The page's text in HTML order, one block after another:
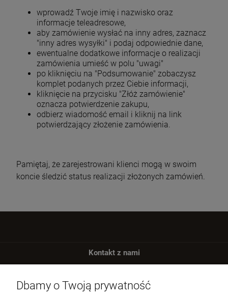
Archanioł Gabriel Obraz na Ceramice
149,00 zł
DO KOSZYKA
Ikona Świętej Rodziny
115,00 zł
DO KOSZYKA
wprowadź Twoje imię i nazwisko oraz
informacje teleadresowe,
aby zamówienie wysłać na inny adres, zaznacz
"inny adres wysyłki" i podaj odpowiednie dane,
ewentualne dodatkowe informacje o realizacji
zamówienia umieść w polu "uwagi"
po kliknięciu na "Podsumowanie" zobaczysz
komplet podanych przez Ciebie informacji,
kliknięcie na przycisku "Złóż zamówienie"
oznacza potwierdzenie zakupu,
odbierz wiadomość email i kliknij na link
potwierdzający złożenie zamówienia.
Pamiętaj, że zarejestrowani klienci mogą w swoim
koncie śledzić status realizacji złożonych zamówień.
Kontakt z nami
Zadzwoń lub napisz do nas
Dbamy o Twoją prywatność